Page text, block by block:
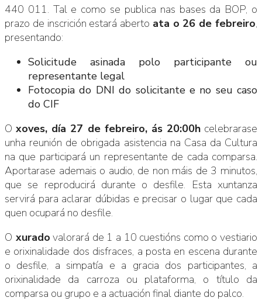
440 011. Tal e como se publica nas bases da BOP, o
prazo de inscrición estará aberto ata o 26 de febreiro,
presentando:
Solicitude asinada polo participante ou
representante legal
Fotocopia do DNI do solicitante e no seu caso
do CIF
Oxoves, día 27 de febreiro, ás 20:00hcelebrarase
unha reunión de obrigada asistencia na Casa da Cultura
na que participará un representante de cada comparsa.
Aportarase ademais o audio, de non máis de 3 minutos,
que se reproducirá durante o desfile. Esta xuntanza
servirá para aclarar dúbidas e precisar o lugar que cada
quen ocupará no desfile.
O xurado valorará de 1 a 10 cuestións como o vestiario
e orixinalidade dos disfraces, a posta en escena durante
o desfile, a simpatía e a gracia dos participantes, a
orixinalidade da carroza ou plataforma, o título da
comparsa ou grupo e a actuación final diante do palco.